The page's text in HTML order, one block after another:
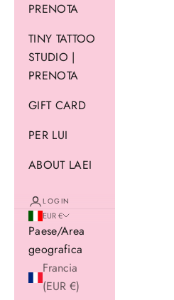
PRENOTA
TINY TATTOO
STUDIO |
PRENOTA
GIFT CARD
PER LUI
ABOUT LAEI
LOGIN
EUR €
Paese/Area
geografica
Francia
(EUR €)